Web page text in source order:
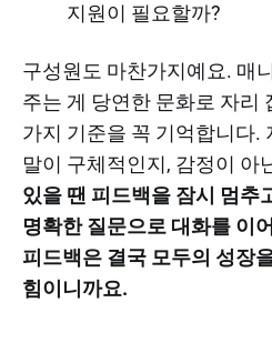
지원이 필요할까?
구성원도 마찬가지예요. 매
주는 게 당연한 문화로 자리
가지 기준을 꼭 기억합니다.
말이 구체적인지, 감정이 아
있을 땐 피드백을 잠시 멈추
명확한 질문으로 대화를 이
피드백은 결국 모두의 성장
힘이니까요.